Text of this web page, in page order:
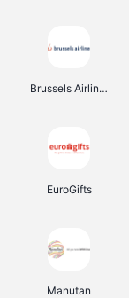
Brussels Airlines
EuroGifts
Manutan